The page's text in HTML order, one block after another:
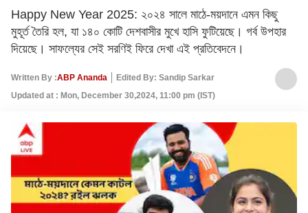
Happy New Year 2025: ২০২৪ সালে মাঠে-ময়দানে এমন কিছু
মুহূর্ত তৈরি হল, যা ১৪০ কোটি দেশবাসীর মুখে হাসি ফুটিয়েছে। গর্ব উপহার
দিয়েছে। সাফল্যের সেই সরণিই ফিরে দেখা এই প্রতিবেদনে।
Written By :ABP Ananda
Edited By: Sandip Sarkar
Updated at : Mon, December 30,2024, 11:00 pm (IST)